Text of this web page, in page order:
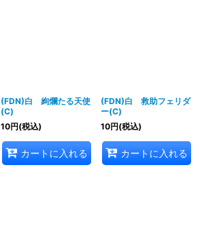
(FDN)白 絢爛たる天使
(C)
10円(税込)
カートに入れる
(FDN)白 救助フェリダ
ー(C)
10円(税込)
カートに入れる